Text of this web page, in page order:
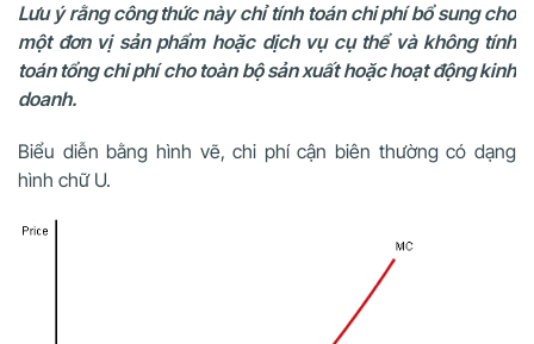
Lưu ý rằng công thức này chỉ tính toán chi phí bổ sung cho
một đơn vị sản phẩm hoặc dịch vụ cụ thể và không tính
toán tổng chi phí cho toàn bộ sản xuất hoặc hoạt động kinh
doanh.
Biểu diễn bằng hình vẽ, chi phí cận biên thường có dạng
hình chữ U.